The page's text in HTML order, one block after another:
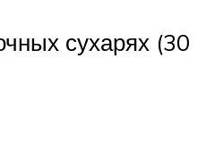
сухарях (30